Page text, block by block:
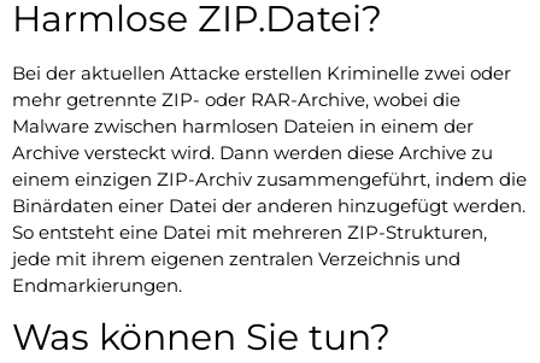
Harmlose ZIP.Datei?
Bei der aktuellen Attacke erstellen Kriminelle zwei oder
mehr getrennte ZIP- oder RAR-Archive, wobei die
Malware zwischen harmlosen Dateien in einem der
Archive versteckt wird. Dann werden diese Archive zu
einem einzigen ZIP-Archiv zusammengeführt, indem die
Binärdaten einer Datei der anderen hinzugefügt werden.
So entsteht eine Datei mit mehreren ZIP-Strukturen,
jede mit ihrem eigenen zentralen Verzeichnis und
Endmarkierungen.
Was können Sie tun?